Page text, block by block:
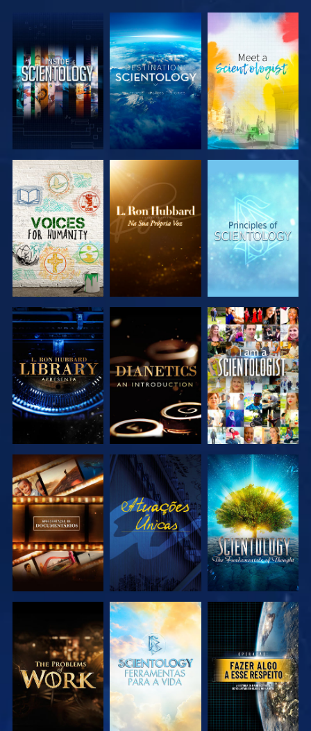
EXPLORAR A
SÉRIE
EXPLORAR A
SÉRIE
EXPLORAR A
SÉRIE
EXPLORAR A
SÉRIE
EXPLORAR A
SÉRIE
VER
EXPLORAR A
SÉRIE
VER
EXPLORAR A
SÉRIE
EXPLORAR A
SÉRIE
EXPLORAR A
SÉRIE
VER